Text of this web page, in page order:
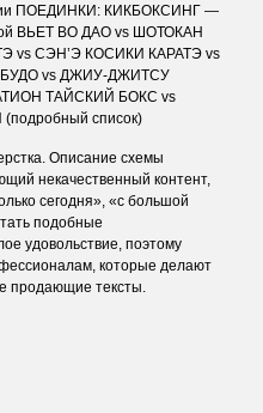
ПОЕДИНКИ: КИКБОКСИНГ —
ВЬЕТ ВО ДАО vs ШОТОКАН
vs СЭН’Э КОСИКИ КАРАТЭ vs
vs ДЖИУ-ДЖИТСУ
ТАЙСКИЙ БОКС vs
список)
Описание схемы
некачественный контент,
сегодня», «с большой
подобные
удовольствие, поэтому
которые делают
продающие тексты.